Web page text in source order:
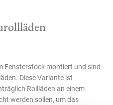
Fensterstock montiert und sind
Diese Variante ist
Rollläden an einem
werden sollen, um das